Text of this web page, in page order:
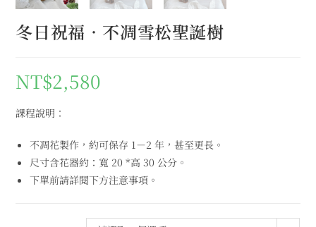
冬日祝福．不凋雪松聖誕樹
NT$2,580
課程說明：
不凋花製作，約可保存 1－2 年，甚至更長。
尺寸含花器約：寬 20 *高 30 公分。
下單前請詳閱下方注意事項。